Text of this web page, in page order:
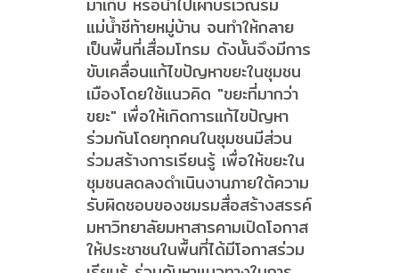
แม่น้ำชีท้ายหมู่บ้าน จนทำให้กลาย
เป็นพื้นที่เสื่อมโทรม ดังนั้นจึงมีการ
ขับเคลื่อนแก้ไขปัญหาขยะในชุมชน
เมืองโดยใช้แนวคิด "ขยะที่มากว่า
ขยะ" เพื่อให้เกิดการแก้ไขปัญหา
ร่วมกันโดยทุกคนในชุมชนมีส่วน
ร่วมสร้างการเรียนรู้ เพื่อให้ขยะใน
ชุมชนลดลงดำเนินงานภายใต้ความ
รับผิดชอบของชมรมสื่อสร้างสรรค์
มหาวิทยาลัยมหาสารคามเปิดโอกาส
ให้ประชาชนในพื้นที่ได้มีโอกาสร่วม